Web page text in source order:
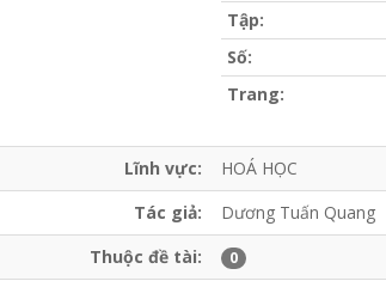
Tập:
Số:
Trang:
Lĩnh vực:
HOÁ HỌC
Tác giả:
Dương Tuấn Quang
Thuộc đề tài:
0